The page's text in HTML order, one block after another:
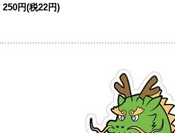
250円(税22円)